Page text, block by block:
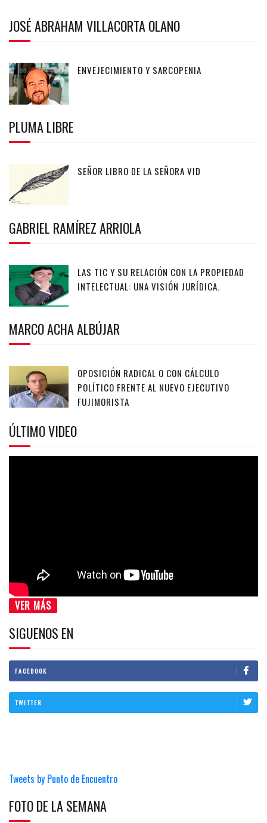
JOSÉ ABRAHAM VILLACORTA OLANO
ENVEJECIMIENTO Y SARCOPENIA
PLUMA LIBRE
SEÑOR LIBRO DE LA SEÑORA VID
GABRIEL RAMÍREZ ARRIOLA
LAS TIC Y SU RELACIÓN CON LA PROPIEDAD
INTELECTUAL: UNA VISIÓN JURÍDICA.
MARCO ACHA ALBÚJAR
OPOSICIÓN RADICAL O CON CÁLCULO
POLÍTICO FRENTE AL NUEVO EJECUTIVO
FUJIMORISTA
ÚLTIMO VIDEO
VER MÁS
SIGUENOS EN
FACEBOOK
TWITTER
Tweets by Punto de Encuentro
FOTO DE LA SEMANA